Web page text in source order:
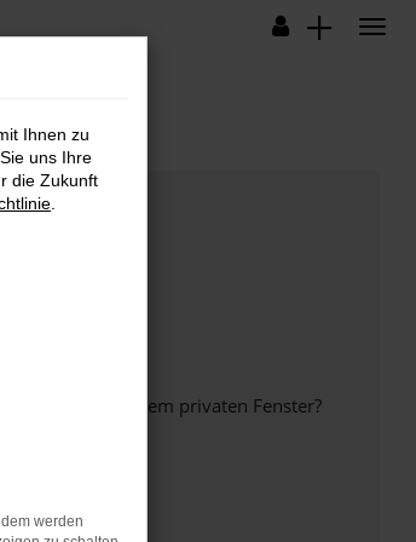
oder in einem privaten Fenster?
werden.
Ihnen zu
uns Ihre
die Zukunft
werden